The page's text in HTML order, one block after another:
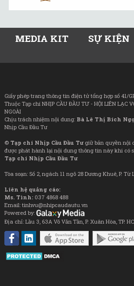
MEDIA KIT SỰ KIỆN
Giấy phép trang thông tin điện tử tổng hợp số 41/
Thuộc Tạp chí NHỊP CẦU ĐẦU TƯ - HỘI LIÊN LẠC
NGOÀI
Chịu trách nhiệm nội dung: Bà Lê Thị Bích
Nhịp Cầu Đầu Tư
© Tạp chí Nhịp Cầu Đầu Tưgiữ bản quyền nội
được phát hành lại nội dung thông tin này khi có
Tạp chí Nhịp Cầu Đầu Tư
Tòa soạn: Số 2, ngách 11 ngõ 28 Dương Khuê, P. Từ
Liên hệ quảng cáo:
Ms. Tình: 037 4868 488
Email: tinhvu@nhipcaudautu.vn
Powered by:
Địa chỉ: Lầu 3, 63A Võ Văn Tần, P. Xuân Hòa, TP.